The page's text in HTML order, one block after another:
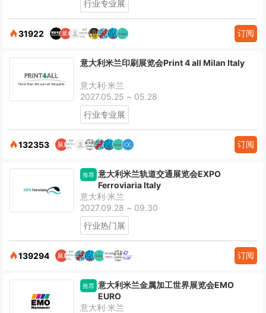
行业专业展
31922 订阅
意大利米兰印刷展览会Print 4 all Milan Italy
意大利·米兰
2027.05.25 ~ 05.28
行业专业展
132353 订阅
推荐 意大利米兰轨道交通展览会EXPO
Ferroviaria Italy
意大利·米兰
2027.09.28 ~ 09.30
行业热门展
139294 订阅
推荐 意大利米兰金属加工世界展览会EMO
EURO
意大利·米兰